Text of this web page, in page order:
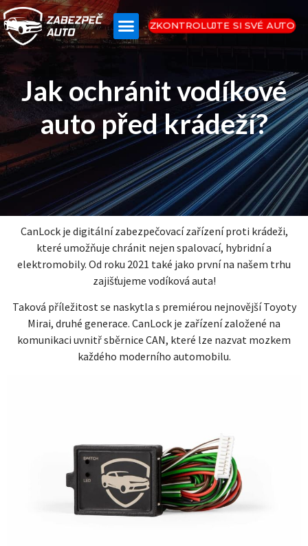
ZKONTROLUJTE SI SVÉ AUTO
Jak ochránit vodíkové
auto před krádeží?
CanLock je digitální zabezpečovací zařízení proti krádeži,
které umožňuje chránit nejen spalovací, hybridní a
elektromobily. Od roku 2021 také jako první na našem trhu
zajišťujeme vodíková auta!
Taková příležitost se naskytla s premiérou nejnovější Toyoty
Mirai, druhé generace. CanLock je zařízení založené na
komunikaci uvnitř sběrnice CAN, které lze nazvat mozkem
každého moderního automobilu.